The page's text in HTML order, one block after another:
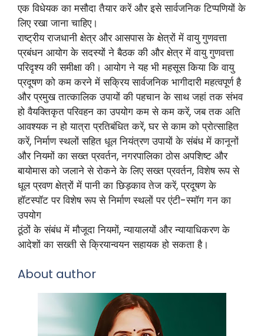
एक विधेयक का मसौदा तैयार करें और इसे सार्वजनिक टिप्पणियों के
लिए रखा जाना चाहिए।
राष्ट्रीय राजधानी क्षेत्र और आसपास के क्षेत्रों में वायु गुणवत्ता
प्रबंधन आयोग के सदस्यों ने बैठक की और क्षेत्र में वायु गुणवत्ता
परिदृश्य की समीक्षा की। आयोग ने यह भी महसूस किया कि वायु
प्रदूषण को कम करने में सक्रिय सार्वजनिक भागीदारी महत्वपूर्ण है
और प्रमुख तात्कालिक उपायों की पहचान के साथ जहां तक संभव
हो वैयक्तिकृत परिवहन का उपयोग कम से कम करें, जब तक अति
आवश्यक न हो यात्रा प्रतिबंधित करें, घर से काम को प्रोत्साहित
करें, निर्माण स्थलों सहित धूल नियंत्रण उपायों के संबंध में कानूनों
और नियमों का सख्त प्रवर्तन, नगरपालिका ठोस अपशिष्ट और
बायोमास को जलाने से रोकने के लिए सख्त प्रवर्तन, विशेष रूप से
धूल प्रवण क्षेत्रों में पानी का छिड़काव तेज करें, प्रदूषण के
हॉटस्पॉट पर विशेष रूप से निर्माण स्थलों पर एंटी-स्मॉग गन का
उपयोग
ठूंठों के संबंध में मौजूदा नियमों, न्यायालयों और न्यायाधिकरण के
आदेशों का सख्ती से क्रियान्वयन सहायक हो सकता है।
About author